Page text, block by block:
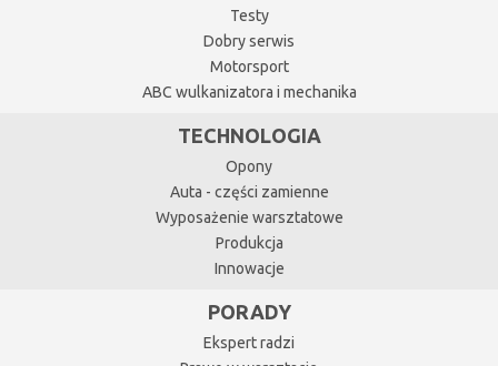
Testy
Dobry serwis
Motorsport
ABC wulkanizatora i mechanika
TECHNOLOGIA
Opony
Auta - części zamienne
Wyposażenie warsztatowe
Produkcja
Innowacje
PORADY
Ekspert radzi